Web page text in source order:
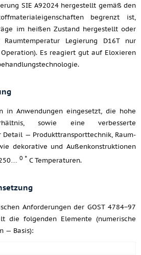
SIE A92024 hergestellt gemäß den
begrenzt ist,
im heißen Zustand hergestellt oder
Legierung D16T nur
Es reagiert gut auf Eloxieren
in Anwendungen eingesetzt, die hohe
Verhältnis, sowie eine verbesserte
Detail — Produkttransporttechnik, Raum-
dekorative und Außenkonstruktionen
0 ° C Temperaturen.
Anforderungen der GOST 4784−97
die folgenden Elemente (numerische
— Basis):